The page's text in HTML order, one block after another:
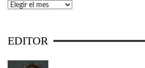
Archivos
EDITOR